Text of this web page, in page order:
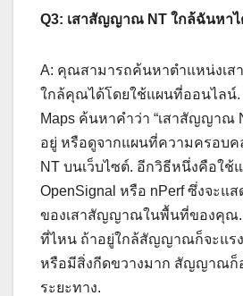
Q3: เสาสัญญาณ NT ใกล้ฉันหา
A: คุณสามารถค้นหาตำแหน่งเ
ใกล้คุณได้โดยใช้แผนที่ออนไลน์.
Maps ค้นหาคำว่า “เสาสัญญาณ
อยู่ หรือดูจากแผนที่ความครอบ
NT บนเว็บไซต์. อีกวิธีหนึ่งคือใช้
OpenSignal หรือ nPerf ซึ่งจะแ
ของเสาสัญญาณในพื้นที่ของคุณ.
ที่ไหน ถ้าอยู่ใกล้สัญญาณก็จะแร
หรือมีสิ่งกีดขวางมาก สัญญาณก็
ระยะทาง.